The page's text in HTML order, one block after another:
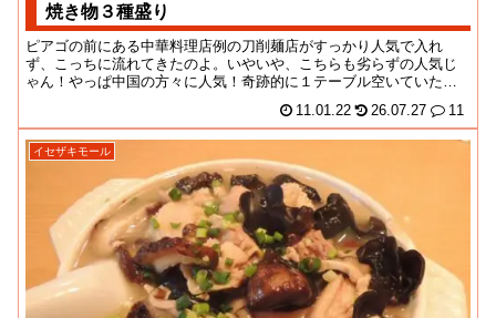
焼き物３種盛り
ピアゴの前にある中華料理店例の刀削麺店がすっかり人気で入れ
ず、こっちに流れてきたのよ。いやいや、こちらも劣らずの人気じ
ゃん！やっぱ中国の方々に人気！奇跡的に１テーブル空いていたの
11.01.22 26.07.27 11
イセザキモール